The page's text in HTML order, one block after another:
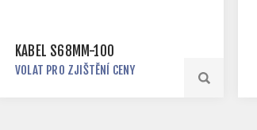
KABEL S68MM-100
VOLAT PRO ZJIŠTĚNÍ CENY